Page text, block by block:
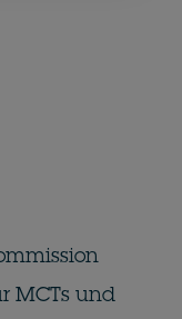
MCTs und